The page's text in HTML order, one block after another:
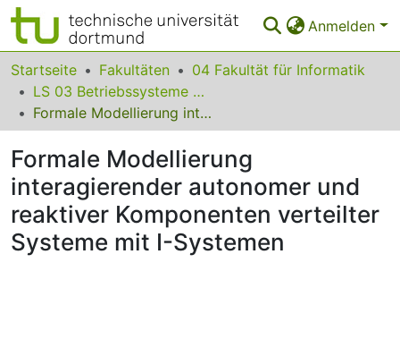
Anmelden
Bereiche & Sammlungen
Das gesamte Repositorium
FAQ
Leitlinien
Zurück zur Startseite
Startseite Fakultäten
04 Fakultät für Informatik
LS 03 Betriebssysteme und Rechnerarchitektur
Formale Modellierung interagierender autonomer und reaktiver Komponenten verteilter Systeme mit I-Systemen
Formale Modellierung
interagierender autonomer und
reaktiver Komponenten verteilter
Systeme mit I-Systemen